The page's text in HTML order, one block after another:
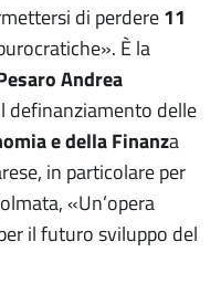
di perdere11
È la
Andrea
definanziamento delle
e della Finanza
in particolare per
«Un’opera
il futuro sviluppo del